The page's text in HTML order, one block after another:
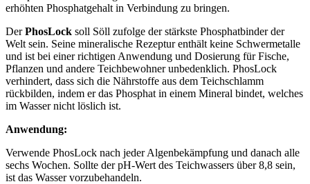
erhöhten Phosphatgehalt in Verbindung zu bringen.
DerPhosLock soll Söll zufolge der stärkste Phosphatbinder der
Welt sein. Seine mineralische Rezeptur enthält keine Schwermetalle
und ist bei einer richtigen Anwendung und Dosierung für Fische,
Pflanzen und andere Teichbewohner unbedenklich. PhosLock
verhindert, dass sich die Nährstoffe aus dem Teichschlamm
rückbilden, indem er das Phosphat in einem Mineral bindet, welches
im Wasser nicht löslich ist.
Anwendung:
Verwende PhosLock nach jeder Algenbekämpfung und danach alle
sechs Wochen. Sollte der pH-Wert des Teichwassers über 8,8 sein,
ist das Wasser vorzubehandeln.